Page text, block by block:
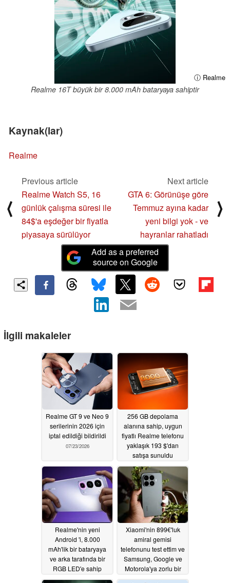
ⓘ Realme
Realme 16T büyük bir 8.000 mAh bataryaya sahiptir
Kaynak(lar)
Realme
⟨
Previous article
Realme Watch S5, 16
günlük çalışma süresi ile
84$'a eşdeğer bir fiyatla
piyasaya sürülüyor
Next article
GTA 6: Görünüşe göre
Temmuz ayına kadar
yeni bilgi yok - ve
hayranlar rahatladı
⟩
Add as a preferred
source on Google
İlgili makaleler
Realme GT 9 ve Neo 9
serilerinin 2026 için
iptal edildiği bildirildi
07/23/2026
256 GB depolama
alanına sahip, uygun
fiyatlı Realme telefonu
yaklaşık 193 $'dan
satışa sunuldu
06/27/2026
Realme'nin yeni
Android 'i, 8.000
mAh'lik bir bataryaya
ve arka tarafında bir
RGB LED'e sahip
06/11/2026
Xiaomi'nin 899€'luk
amiral gemisi
telefonunu test ettim ve
Samsung, Google ve
Motorola'ya zorlu bir
rekabet sunuyor